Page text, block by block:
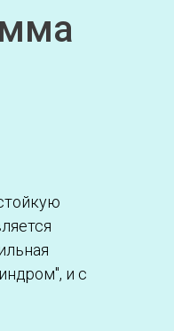
и с